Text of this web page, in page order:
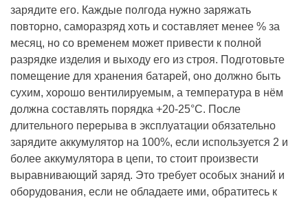
зарядите его. Каждые полгода нужно заряжать
повторно, саморазряд хоть и составляет менее % за
месяц, но со временем может привести к полной
разрядке изделия и выходу его из строя. Подготовьте
помещение для хранения батарей, оно должно быть
сухим, хорошо вентилируемым, а температура в нём
должна составлять порядка +20-25°С. После
длительного перерыва в эксплуатации обязательно
зарядите аккумулятор на 100%, если используется 2 и
более аккумулятора в цепи, то стоит произвести
выравнивающий заряд. Это требует особых знаний и
оборудования, если не обладаете ими, обратитесь к